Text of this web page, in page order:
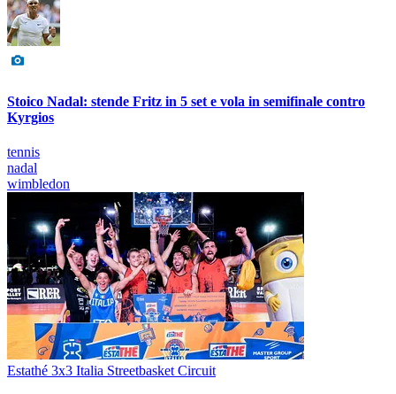
Stoico Nadal: stende Fritz in 5 set e vola in semifinale contro
Kyrgios
tennis
nadal
wimbledon
Estathé 3x3 Italia Streetbasket Circuit